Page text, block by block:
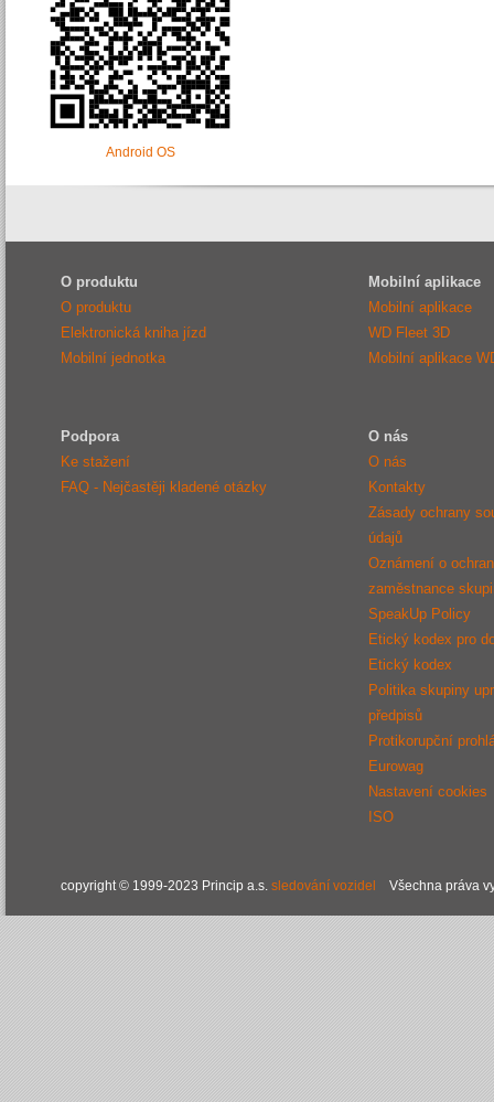
Android OS
O produktu
O produktu
Elektronická kniha jízd
Mobilní jednotka
Mobilní aplikace
Mobilní aplikace
WD Fleet 3D
Mobilní aplikace
Podpora
Ke stažení
FAQ - Nejčastěji kladené otázky
O nás
O nás
Kontakty
Zásady ochrany
údajů
Oznámení o
zaměstnance
SpeakUp Policy
Etický kodex pro
Etický kodex
Politika skupiny
předpisů
Protikorupční
Eurowag
Nastavení cookies
ISO
copyright © 1999-2023 Princip a.s. sledování vozidel Všechna práva